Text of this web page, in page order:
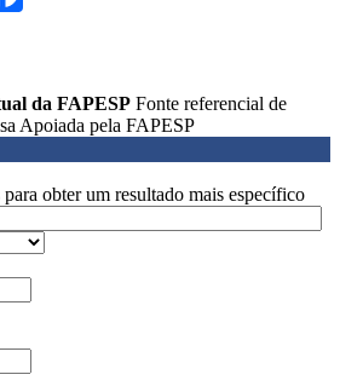
da FAPESP Fonte referencial de
Apoiada pela FAPESP
obter um resultado mais específico